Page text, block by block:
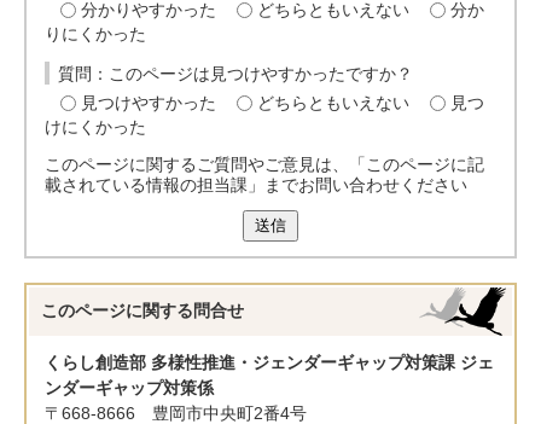
分かりやすかった
どちらともいえない
分か
りにくかった
質問：このページは見つけやすかったですか？
見つけやすかった
どちらともいえない
見つ
けにくかった
このページに関するご質問やご意見は、「このページに記
載されている情報の担当課」までお問い合わせください
送信
このページに関する 問合せ
くらし創造部 多様性推進・ジェンダーギャップ対策課 ジェ
ンダーギャップ対策係
〒668-8666 豊岡市中央町2番4号